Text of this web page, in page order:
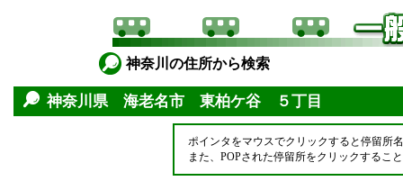
神奈川の住所から検索
神奈川県 海老名市 東柏ケ谷 ５丁目
ポインタをマウスでクリックすると停留所
また、POPされた停留所をクリックするこ